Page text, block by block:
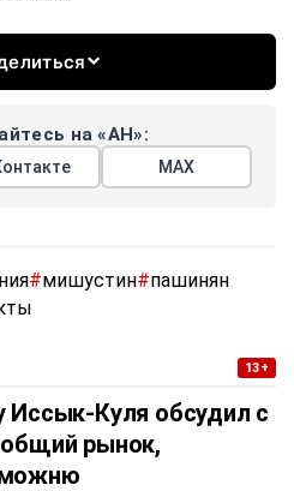
на «АН»:
МАХ
#мишустин#пашинян
13+
Иссык-Куля обсудил с
рынок,